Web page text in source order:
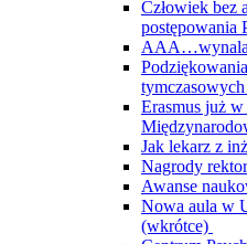
Człowiek bez
postępowania
tymczasowych
Erasmus już
Jak lekarz z
Nagrody
Awanse
Nowa aula w
(wkrótce)